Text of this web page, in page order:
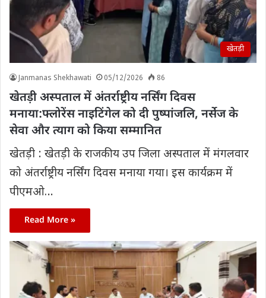
खेतड़ी
Janmanas Shekhawati 05/12/2026 86
खेतड़ी अस्पताल में अंतर्राष्ट्रीय नर्सिंग दिवस
मनाया:फ्लोरेंस नाइटिंगेल को दी पुष्पांजलि, नर्सेज के
सेवा और त्याग को किया सम्मानित
खेतड़ी : खेतड़ी के राजकीय उप जिला अस्पताल में मंगलवार
को अंतर्राष्ट्रीय नर्सिंग दिवस मनाया गया। इस कार्यक्रम में
पीएमओ…
Read More »